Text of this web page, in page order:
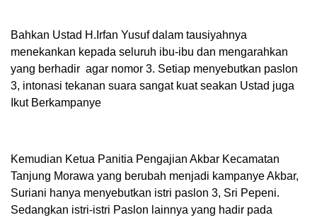
Bahkan Ustad H.Irfan Yusuf dalam tausiyahnya
menekankan kepada seluruh ibu-ibu dan mengarahkan
yang berhadir agar nomor 3. Setiap menyebutkan paslon
3, intonasi tekanan suara sangat kuat seakan Ustad juga
Ikut Berkampanye
Kemudian Ketua Panitia Pengajian Akbar Kecamatan
Tanjung Morawa yang berubah menjadi kampanye Akbar,
Suriani hanya menyebutkan istri paslon 3, Sri Pepeni.
Sedangkan istri-istri Paslon lainnya yang hadir pada